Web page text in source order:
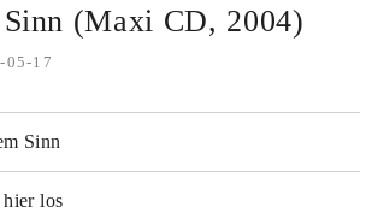
(Maxi CD, 2004)
05-17
Sinn
hier los